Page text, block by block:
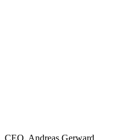
CEO. Andreas Gerward